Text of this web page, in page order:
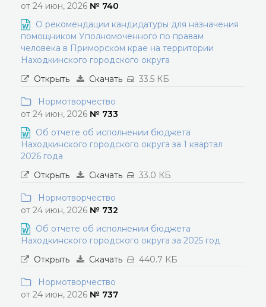
от 24 июн, 2026 № 740
О рекомендации кандидатуры для назначения
помощником Уполномоченного по правам
человека в Приморском крае на территории
Находкинского городского округа
Открыть
Скачать 33.5 КБ
Нормотворчество
от 24 июн, 2026 № 733
Об отчете об исполнении бюджета
Находкинского городского округа за 1 квартал
2026 года
Открыть
Скачать 33.0 КБ
Нормотворчество
от 24 июн, 2026 № 732
Об отчете об исполнении бюджета
Находкинского городского округа за 2025 год
Открыть
Скачать 440.7 КБ
Нормотворчество
от 24 июн, 2026 № 737